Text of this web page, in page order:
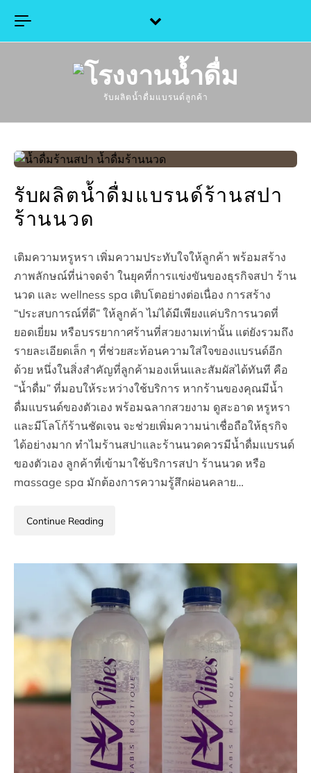
รับผลิตน้ำดื่มแบรนด์ลูกค้า
รับผลิตน้ำดื่มแบรนด์ร้านสปา
ร้านนวด
เติมความหรูหรา เพิ่มความประทับใจให้ลูกค้า พร้อมสร้าง
ภาพลักษณ์ที่น่าจดจำ ในยุคที่การแข่งขันของธุรกิจสปา ร้าน
นวด และ wellness spa เติบโตอย่างต่อเนื่อง การสร้าง
“ประสบการณ์ที่ดี” ให้ลูกค้า ไม่ได้มีเพียงแค่บริการนวดที่
ยอดเยี่ยม หรือบรรยากาศร้านที่สวยงามเท่านั้น แต่ยังรวมถึง
รายละเอียดเล็ก ๆ ที่ช่วยสะท้อนความใส่ใจของแบรนด์อีก
ด้วย หนึ่งในสิ่งสำคัญที่ลูกค้ามองเห็นและสัมผัสได้ทันที คือ
“น้ำดื่ม” ที่มอบให้ระหว่างใช้บริการ หากร้านของคุณมีน้ำ
ดื่มแบรนด์ของตัวเอง พร้อมฉลากสวยงาม ดูสะอาด หรูหรา
และมีโลโก้ร้านชัดเจน จะช่วยเพิ่มความน่าเชื่อถือให้ธุรกิจ
ได้อย่างมาก ทำไมร้านสปาและร้านนวดควรมีน้ำดื่มแบรนด์
ของตัวเอง ลูกค้าที่เข้ามาใช้บริการสปา ร้านนวด หรือ
massage spa มักต้องการความรู้สึกผ่อนคลาย…
Continue Reading